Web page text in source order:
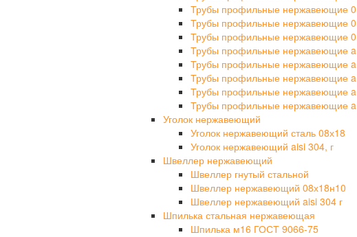
Трубы профильные нержавеющие 0
Трубы профильные нержавеющие 0
Трубы профильные нержавеющие 0
Трубы профильные нержавеющие a
Трубы профильные нержавеющие a
Трубы профильные нержавеющие a
Трубы профильные нержавеющие a
Трубы профильные нержавеющие a
Уголок нержавеющий
Уголок нержавеющий сталь 08х18
Уголок нержавеющий aisi 304, г
Швеллер нержавеющий
Швеллер гнутый стальной
Швеллер нержавеющий 08х18н10
Швеллер нержавеющий aisi 304 г
Шпилька стальная нержавеющая
Шпилька м16 ГОСТ 9066-75